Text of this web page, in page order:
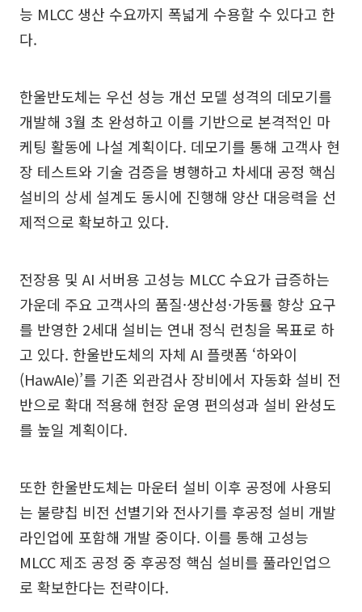
능 MLCC 생산 수요까지 폭넓게 수용할 수 있다고 한
다.
한울반도체는 우선 성능 개선 모델 성격의 데모기를
개발해 3월 초 완성하고 이를 기반으로 본격적인 마
케팅 활동에 나설 계획이다. 데모기를 통해 고객사 현
장 테스트와 기술 검증을 병행하고 차세대 공정 핵심
설비의 상세 설계도 동시에 진행해 양산 대응력을 선
제적으로 확보하고 있다.
전장용 및 AI 서버용 고성능 MLCC 수요가 급증하는
가운데 주요 고객사의 품질·생산성·가동률 향상 요구
를 반영한 2세대 설비는 연내 정식 런칭을 목표로 하
고 있다. 한울반도체의 자체 AI 플랫폼 ‘하와이
(HawAIe)’를 기존 외관검사 장비에서 자동화 설비 전
반으로 확대 적용해 현장 운영 편의성과 설비 완성도
를 높일 계획이다.
또한 한울반도체는 마운터 설비 이후 공정에 사용되
는 불량칩 비전 선별기와 전사기를 후공정 설비 개발
라인업에 포함해 개발 중이다. 이를 통해 고성능
MLCC 제조 공정 중 후공정 핵심 설비를 풀라인업으
로 확보한다는 전략이다.